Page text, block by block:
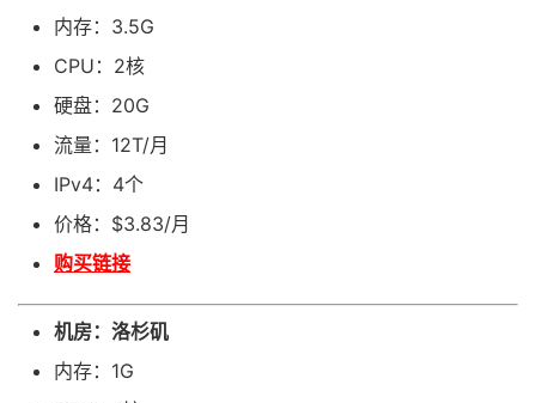
内存：3.5G
CPU：2核
硬盘：20G
流量：12T/月
IPv4：4个
价格：$3.83/月
购买链接
机房：洛杉矶
内存：1G